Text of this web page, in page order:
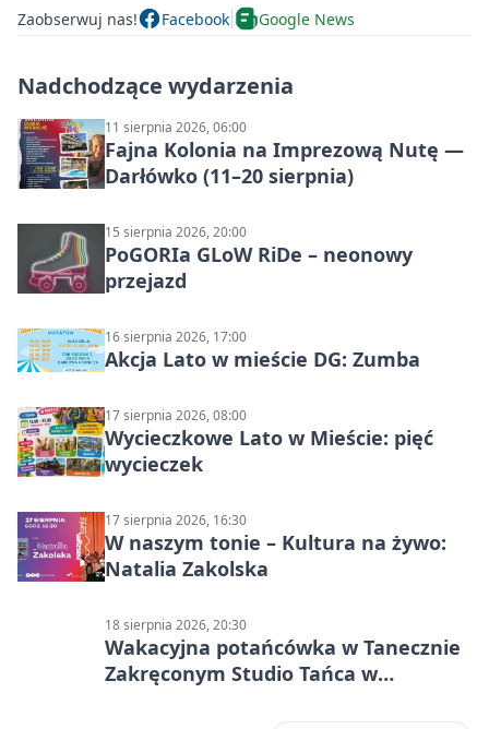
Zaobserwuj nas! Facebook Google News
Nadchodzące wydarzenia
11 sierpnia 2026, 06:00
Fajna Kolonia na Imprezową Nutę —
Darłówko (11–20 sierpnia)
15 sierpnia 2026, 20:00
PoGORIa GLoW RiDe – neonowy
przejazd
16 sierpnia 2026, 17:00
Akcja Lato w mieście DG: Zumba
17 sierpnia 2026, 08:00
Wycieczkowe Lato w Mieście: pięć
wycieczek
17 sierpnia 2026, 16:30
W naszym tonie – Kultura na żywo:
Natalia Zakolska
18 sierpnia 2026, 20:30
Wakacyjna potańcówka w Tanecznie
Zakręconym Studio Tańca w